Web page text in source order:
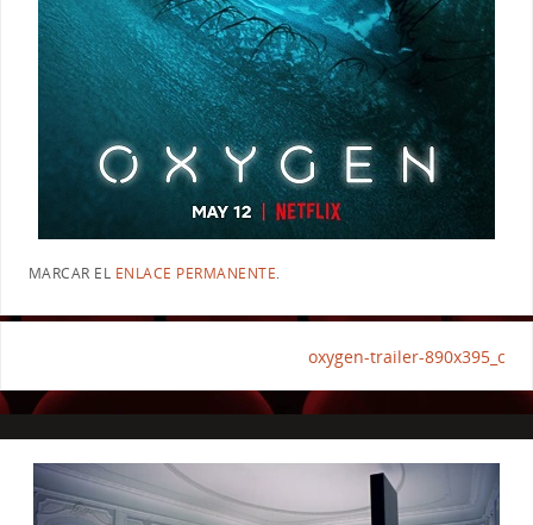
MARCAR EL ENLACE PERMANENTE.
oxygen-trailer-890x395_c